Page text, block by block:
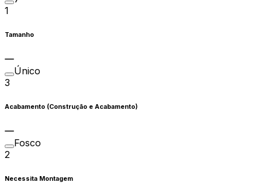
1
Tamanho
Único
3
Acabamento (Construção e Acabamento)
Fosco
2
Necessita Montagem